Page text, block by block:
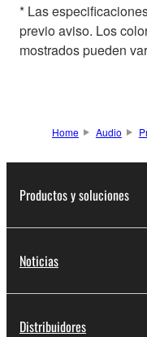
* Las
previo aviso. Los
mostrados pueden
Home Audio
Productos y soluciones
Noticias
Distribuidores